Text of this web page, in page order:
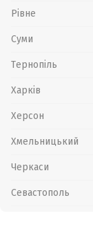
Рівне
Суми
Тернопіль
Харків
Херсон
Хмельницький
Черкаси
Севастополь